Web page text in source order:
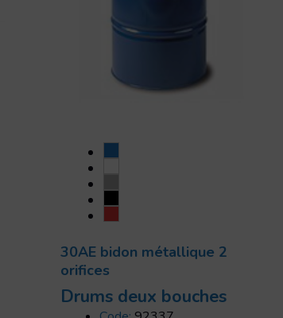
30AE bidon métallique 2
orifices
Drums deux bouches